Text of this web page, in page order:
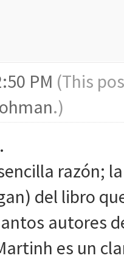
PM (This
.)
razón;
del libro
autores
es un